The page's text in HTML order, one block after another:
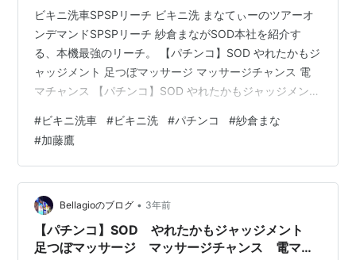
ビキニ洗車SPSPリーチ ビキニ洗 まなてぃーのツアーオ
ンデマンドSPSPリーチ 紗倉まながSOD本社を紹介す
る、本機最強のリーチ。 【パチンコ】SOD やれたかもジ
ャッジメント 足つぼマッサージ マッサージチャンス 電
マチャンス 【パチンコ】SOD やれたかもジャッジメント
振パトバイブギミックと連動して展開されるリーチで、
足つぼマッサージチャンスよりも期待度が高い。タイト
ルの色が赤なら期待高、金なら期待大。 【パチンコ】
SOD コケティッシュリーチ SODチャレンジリーチ 【パ
チンコ】SOD コケティッシュリーチ SODチャレンジリ
ーチ…
#ビキニ洗車 #ビキニ洗 #パチンコ #紗倉まな
#加藤鷹
Bellagioのブログ • 3年前
【パチンコ】SOD やれたかもジャッジメント
足つぼマッサージ マッサージチャンス 電マチ